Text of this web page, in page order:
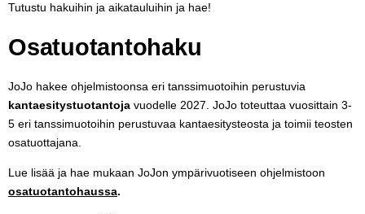
Tutustu hakuihin ja aikatauluihin ja hae!
Osatuotantohaku
JoJo hakee ohjelmistoonsa eri tanssimuotoihin perustuvia
kantaesitystuotantoja vuodelle 2027. JoJo toteuttaa vuosittain 3-
5 eri tanssimuotoihin perustuvaa kantaesitysteosta ja toimii teosten
osatuottajana
Lue lisää ja hae mukaan JoJon ympärivuotiseen ohjelmistoon
osatuotantohaussa.